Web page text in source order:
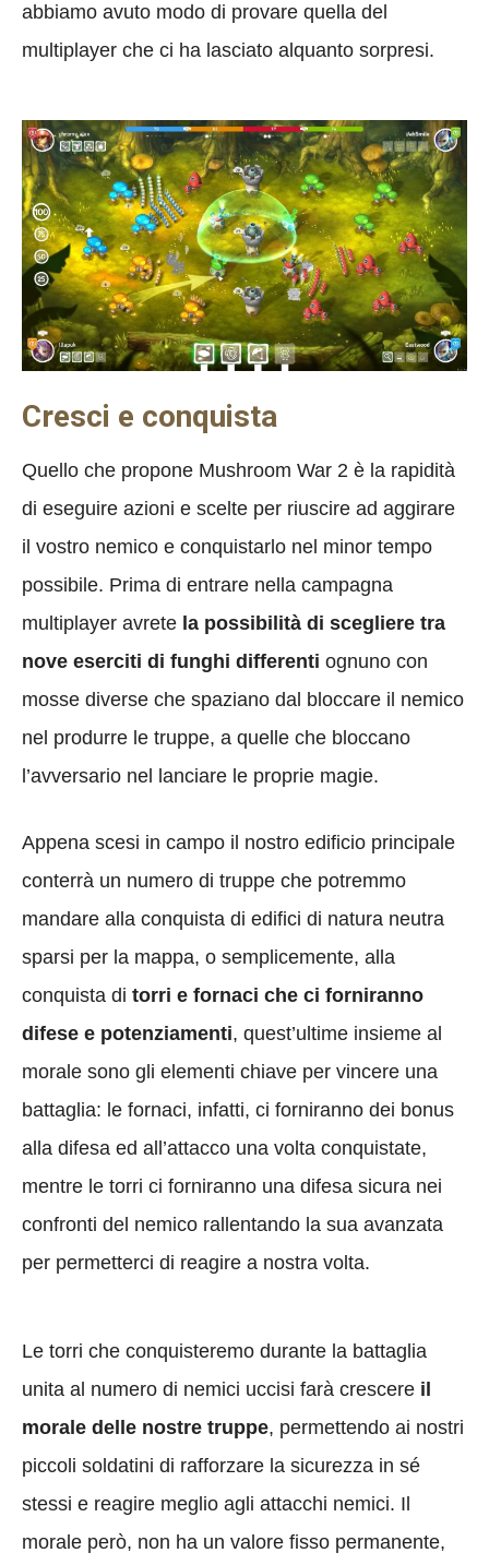
abbiamo avuto modo di provare quella del
multiplayer che ci ha lasciato alquanto sorpresi.
Cresci e conquista
Quello che propone Mushroom War 2 è la rapidità
di eseguire azioni e scelte per riuscire ad aggirare
il vostro nemico e conquistarlo nel minor tempo
possibile. Prima di entrare nella campagna
multiplayer avrete la possibilità di scegliere tra
nove eserciti di funghi differenti ognuno con
mosse diverse che spaziano dal bloccare il nemico
nel produrre le truppe, a quelle che bloccano
l’avversario nel lanciare le proprie magie.
Appena scesi in campo il nostro edificio principale
conterrà un numero di truppe che potremmo
mandare alla conquista di edifici di natura neutra
sparsi per la mappa, o semplicemente, alla
conquista di torri e fornaci che ci forniranno
difese e potenziamenti, quest’ultime insieme al
morale sono gli elementi chiave per vincere una
battaglia: le fornaci, infatti, ci forniranno dei bonus
alla difesa ed all’attacco una volta conquistate,
mentre le torri ci forniranno una difesa sicura nei
confronti del nemico rallentando la sua avanzata
per permetterci di reagire a nostra volta.
Le torri che conquisteremo durante la battaglia
unita al numero di nemici uccisi farà crescere il
morale delle nostre truppe, permettendo ai nostri
piccoli soldatini di rafforzare la sicurezza in sé
stessi e reagire meglio agli attacchi nemici. Il
morale però, non ha un valore fisso permanente,